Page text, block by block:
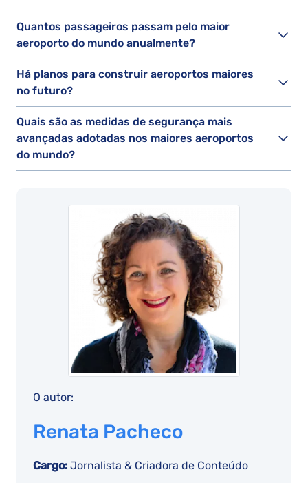
Quantos passageiros passam pelo maior
aeroporto do mundo anualmente?
Há planos para construir aeroportos maiores
no futuro?
Quais são as medidas de segurança mais
avançadas adotadas nos maiores aeroportos
do mundo?
O autor:
Renata Pacheco
Cargo: Jornalista & Criadora de Conteúdo